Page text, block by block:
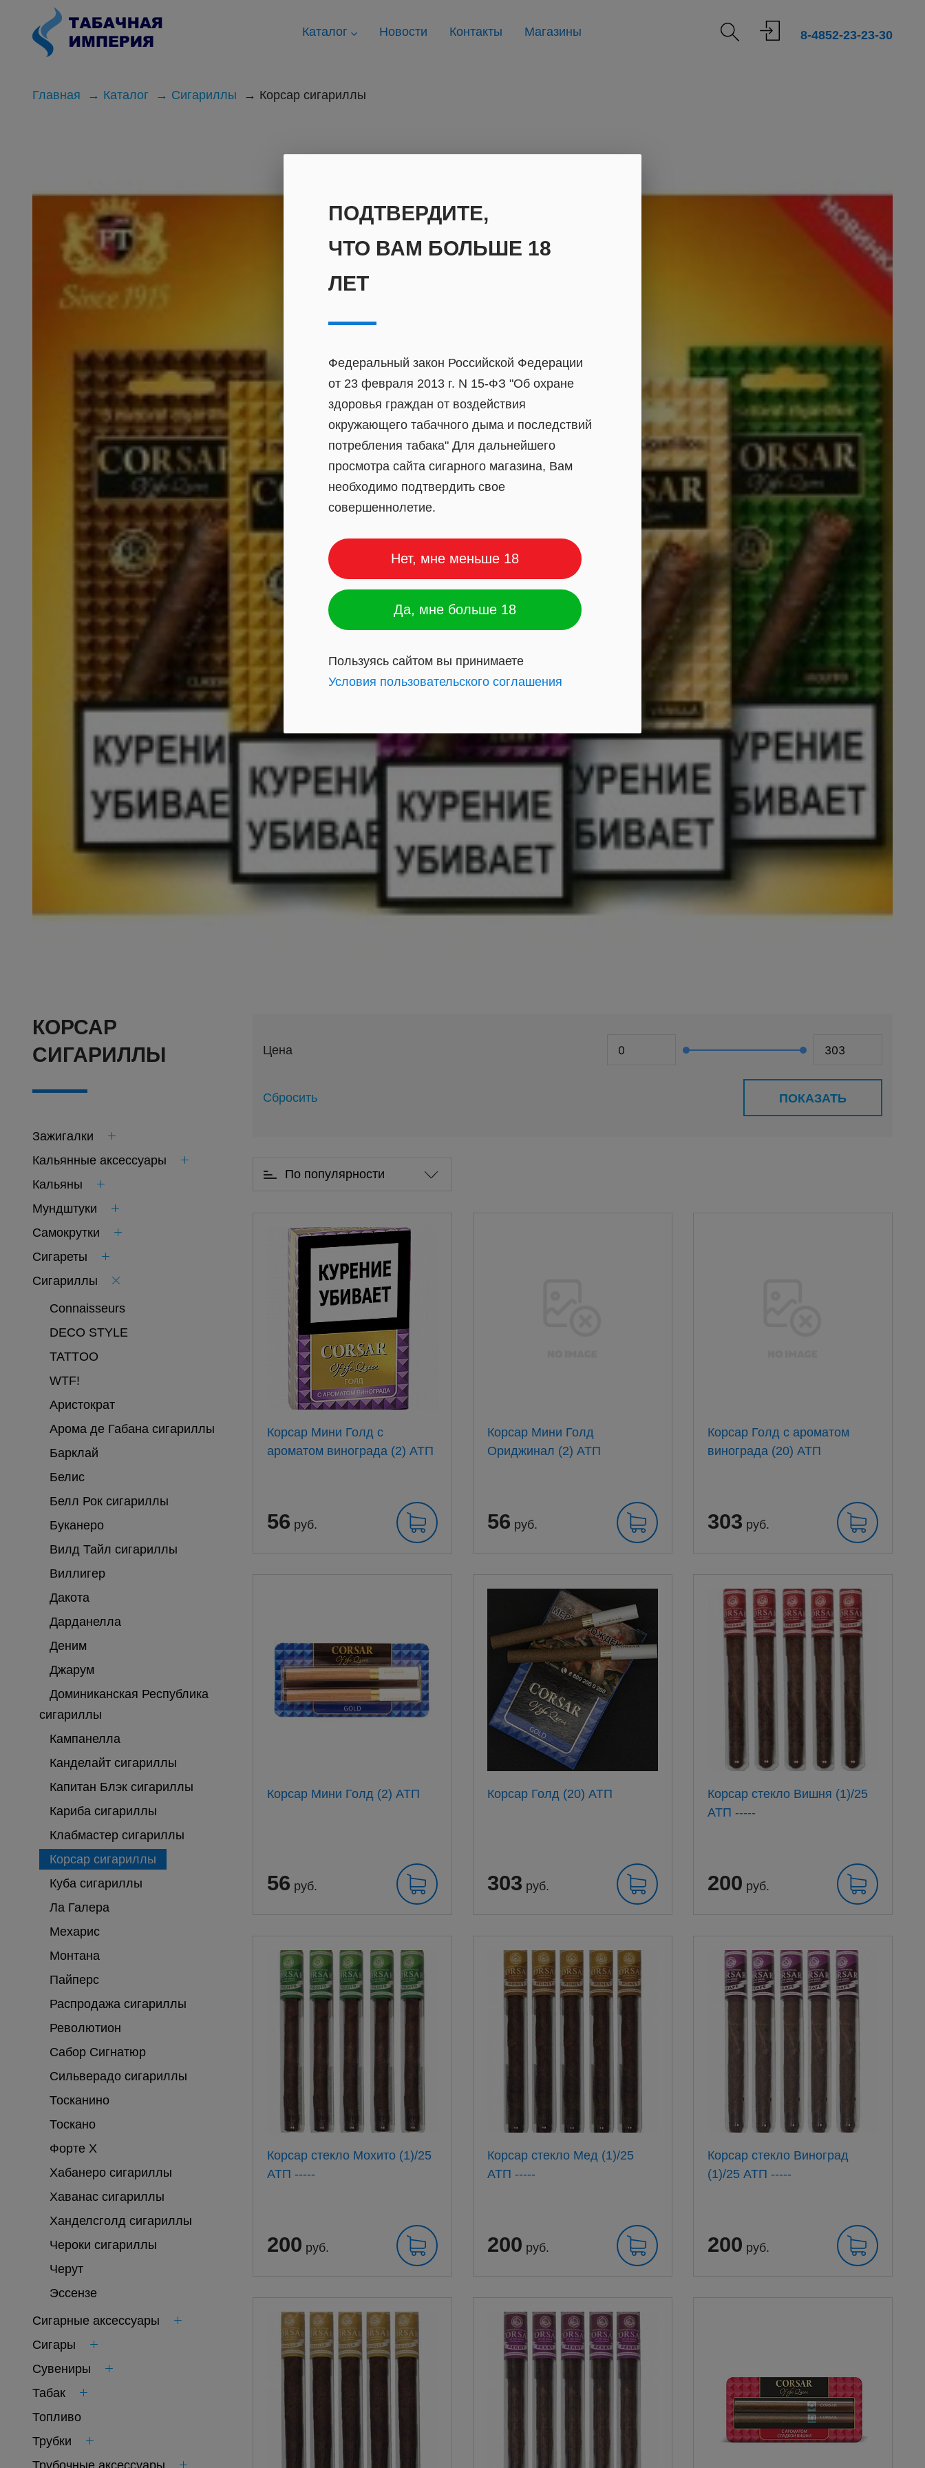
Каталог Новости Контакты Магазины 8-4852-23-23-30
Главная Каталог Сигариллы Корсар сигариллы
КОРСАР
СИГАРИЛЛЫ
Зажигалки
Кальянные аксессуары
Кальяны
Мундштуки
Самокрутки
Сигареты
Сигариллы
Connaisseurs
DECO STYLE
TATTOO
WTF!
Аристократ
Арома де Габана сигариллы
Барклай
Белис
Белл Рок сигариллы
Буканеро
Вилд Тайл сигариллы
Виллигер
Дакота
Дарданелла
Деним
Джарум
Доминиканская Республика
сигариллы
Кампанелла
Канделайт сигариллы
Капитан Блэк сигариллы
Кариба сигариллы
Клабмастер сигариллы
Корсар сигариллы
Куба сигариллы
Ла Галера
Мехарис
Монтана
Пайперс
Распродажа сигариллы
Револютион
Сабор Сигнатюр
Сильверадо сигариллы
Тосканино
Тоскано
Форте Х
Хабанеро сигариллы
Хаванас сигариллы
Ханделсголд сигариллы
Чероки сигариллы
Черут
Эссензе
Сигарные аксессуары
Сигары
Сувениры
Табак
Топливо
Трубки
Трубочные аксессуары
Цена
Сбросить ПОКАЗАТЬ
По популярности
Корсар Mини Голд с
ароматом винограда (2) АТП
56 руб.
Корсар Mини Голд
Ориджинал (2) АТП
56 руб.
Корсар Голд с ароматом
винограда (20) АТП
303 руб.
Корсар Mини Голд (2) АТП
56 руб.
Корсар Голд (20) АТП
303 руб.
Корсар стекло Вишня (1)/25
АТП -----
200 руб.
Корсар стекло Мохито (1)/25
АТП -----
200 руб.
Корсар стекло Мед (1)/25
АТП -----
200 руб.
Корсар стекло Виноград
(1)/25 АТП -----
200 руб.
ПОДТВЕРДИТЕ,
ЧТО ВАМ БОЛЬШЕ 18
ЛЕТ
Федеральный закон Российской Федерации
от 23 февраля 2013 г. N 15-ФЗ "Об охране
здоровья граждан от воздействия
окружающего табачного дыма и последствий
потребления табака" Для дальнейшего
просмотра сайта сигарного магазина, Вам
необходимо подтвердить свое
совершеннолетие.
Нет, мне меньше 18
Да, мне больше 18
Пользуясь сайтом вы принимаете
Условия пользовательского соглашения